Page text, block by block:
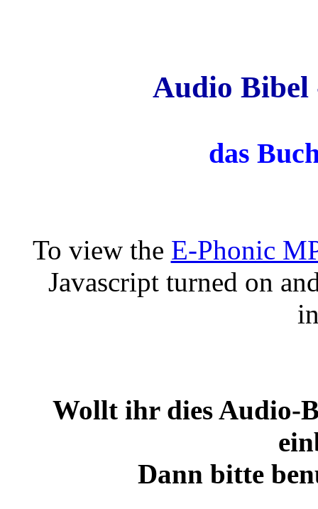
Audio Bibel
das
To view the E-Phonic
Javascript turned on
Wollt ihr dies Audio-
Dann bitte